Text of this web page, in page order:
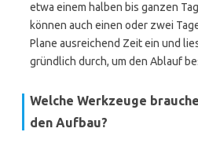
etwa einem halben bis ganzen
können auch einen oder zwei
Plane ausreichend Zeit ein und
gründlich durch, um den Ablauf
Welche Werkzeuge
den Aufbau?